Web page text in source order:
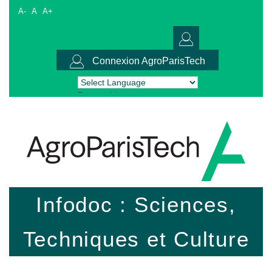
A- A A+
Connexion AgroParisTech
Powered by Translate
Infodoc : Sciences,
Techniques et Culture